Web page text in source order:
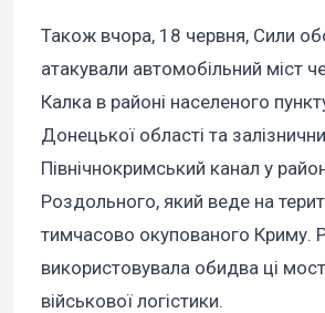
Також вчора, 18 червня, Сили
атакували автомобільний міст
Калка в районі населеного
Донецької області та
Північнокримський канал у
Роздольного, який веде на
тимчасово окупованого Криму.
використовувала обидва ці
військової логістики.